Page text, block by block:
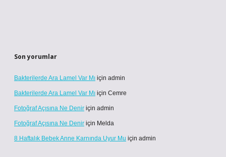
Son yorumlar
Bakterilerde Ara Lamel Var Mı için admin
Bakterilerde Ara Lamel Var Mı için Cemre
Fotoğraf Açısına Ne Denir için admin
Fotoğraf Açısına Ne Denir için Melda
8 Haftalık Bebek Anne Karnında Uyur Mu için admin